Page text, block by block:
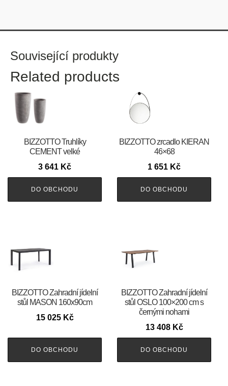
Související produkty
Related products
BIZZOTTO Truhlíky
CEMENT velké
3 641 Kč
DO OBCHODU
BIZZOTTO zrcadlo KIERAN
46×68
1 651 Kč
DO OBCHODU
BIZZOTTO Zahradní jídelní
stůl MASON 160x90cm
15 025 Kč
DO OBCHODU
BIZZOTTO Zahradní jídelní
stůl OSLO 100×200 cm s
černými nohami
13 408 Kč
DO OBCHODU